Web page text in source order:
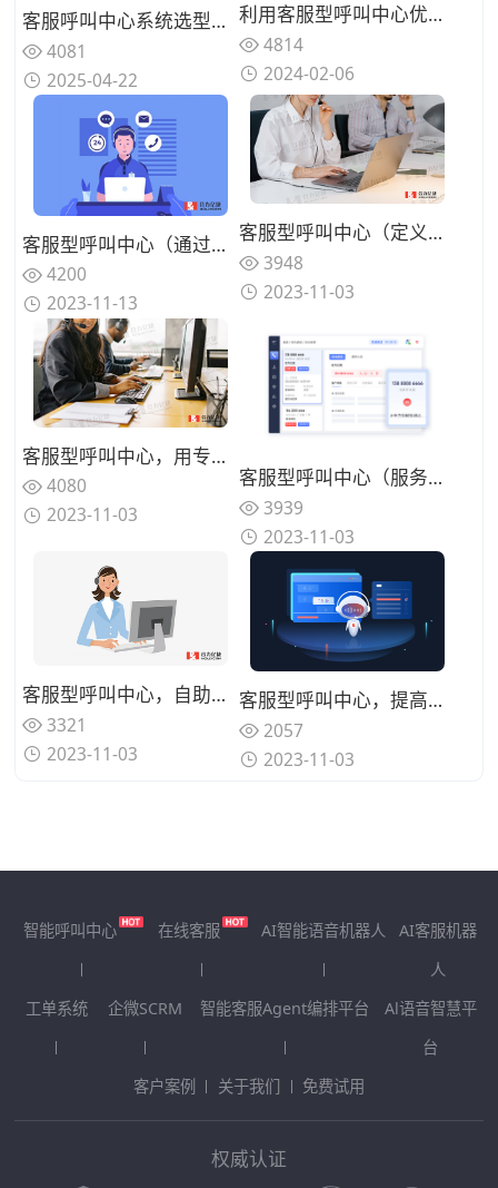
客服呼叫中心系统选型要注意哪些问题？避坑指南
4081
2025-04-22
利用客服型呼叫中心优化呼叫路由，简化客户服务体系与流程
4814
2024-02-06
客服型呼叫中心（通过流程优化减少客户排队时间）
4200
2023-11-13
客服型呼叫中心（定义与作用）
3948
2023-11-03
客服型呼叫中心，用专业服务提高客户对话效率
4080
2023-11-03
客服型呼叫中心（服务流程的详细介绍）
3939
2023-11-03
客服型呼叫中心，自助服务提高响应速度
3321
2023-11-03
客服型呼叫中心，提高客户体验的工具
2057
2023-11-03
智能呼叫中心 在线客服 AI智能语音机器人
AI客服机器
人
工单系统
企微SCRM 智能客服Agent编排平台
Al语音智慧平
台
客户案例
关于我们 免费试用
权威认证